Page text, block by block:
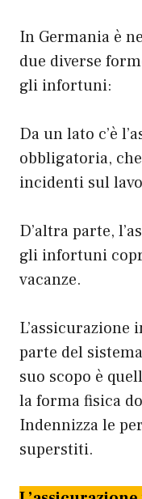
In Germania è
due diverse
gli infortuni:
Da un lato c’è
obbligatoria,
incidenti sul
D’altra parte,
gli infortuni
vacanze.
parte del
suo scopo è
la forma fisica
Indennizza le
superstiti.